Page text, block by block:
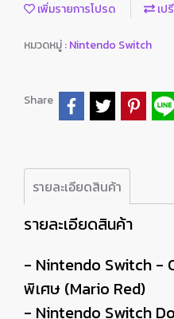
เพิ่มรายการโปรด เป
หมวดหมู่ :Nintendo Switch
Share
รายละเอียดสินค้า
รายละเอียดสินค้า
- Nintendo Switch -
พิเศษ (Mario Red)
- Nintendo Switch